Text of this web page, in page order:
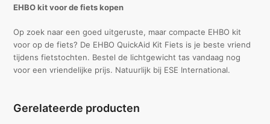
EHBO kit voor de fiets kopen
Op zoek naar een goed uitgeruste, maar compacte EHBO kit
voor op de fiets? De EHBO QuickAid Kit Fiets is je beste vriend
tijdens fietstochten. Bestel de lichtgewicht tas vandaag nog
voor een vriendelijke prijs. Natuurlijk bij ESE International.
Gerelateerde producten